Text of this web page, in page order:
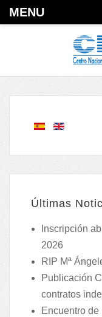
MENU
Últimas
Inscripción
2026
RIP Mª
Publicación
contratos
Encuentro